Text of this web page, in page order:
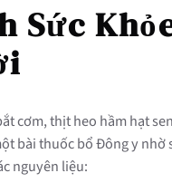
Sức
cơm, thịt heo hầm hạt
bài thuốc bổ Đông y nhờ
nguyên liệu: